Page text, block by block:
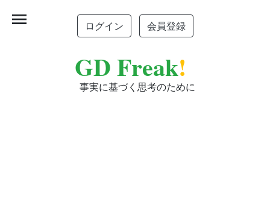
ログイン 会員登録
GD Freak!
事実に基づく思考のために
menu